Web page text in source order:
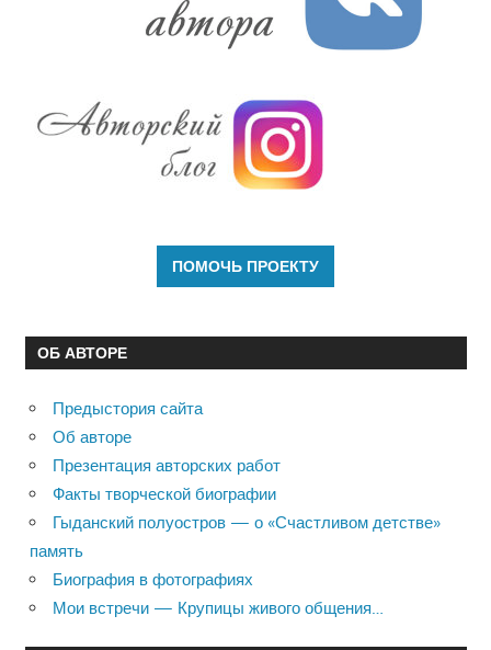
ОБ АВТОРЕ
Предыстория сайта
Об авторе
Презентация авторских работ
Факты творческой биографии
Гыданский полуостров — о «Счастливом детстве»
память
Биография в фотографиях
Мои встречи — Крупицы живого общения…